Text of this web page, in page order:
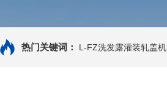
热门关键词： L-FZ洗发露灌装轧盖机